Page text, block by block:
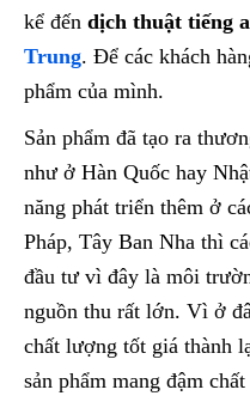
kể đến dịch thuật tiếng
Trung. Để các khách
phẩm của mình.
Sản phẩm đã tạo ra
như ở Hàn Quốc hay
năng phát triển thêm ở
Pháp, Tây Ban Nha thì
đầu tư vì đây là môi
nguồn thu rất lớn. Vì ở
chất lượng tốt giá thành
sản phẩm mang đậm